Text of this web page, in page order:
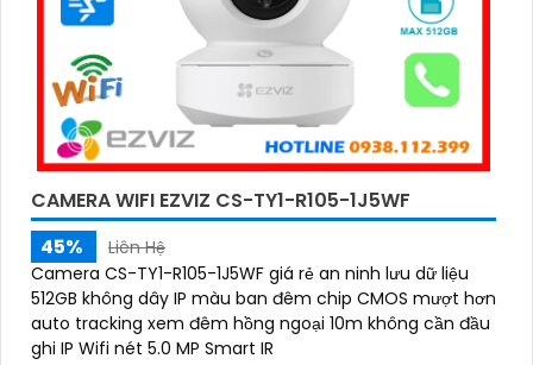
CAMERA WIFI EZVIZ CS-TY1-R105-1J5WF
45%
Liên Hệ
Camera CS-TY1-R105-1J5WF giá rẻ an ninh lưu dữ liệu
512GB không dây IP màu ban đêm chip CMOS mượt hơn
auto tracking xem đêm hồng ngoại 10m không cần đầu
ghi IP Wifi nét 5.0 MP Smart IR